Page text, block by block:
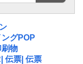
ングPOP
刷物
| 伝票 | 伝票